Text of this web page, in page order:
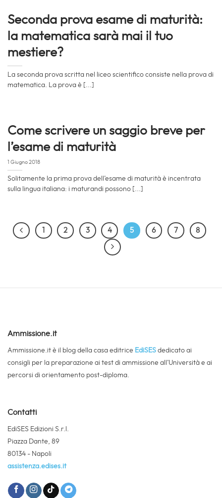
Seconda prova esame di maturità:
la matematica sarà mai il tuo
mestiere?
La seconda prova scritta nel liceo scientifico consiste nella prova di
matematica. La prova è [...]
Come scrivere un saggio breve per
l’esame di maturità
1 Giugno 2018
Solitamente la prima prova dell’esame di maturità è incentrata
sulla lingua italiana: i maturandi possono [...]
1 2 3 4 5 6 7 8
Ammissione.it
Ammissione.it è il blog della casa editrice EdiSES dedicato ai
consigli per la preparazione ai test di ammissione all’Università e ai
percorsi di orientamento post-diploma.
Contatti
EdiSES Edizioni S.r.l.
Piazza Dante, 89
80134 - Napoli
assistenza.edises.it